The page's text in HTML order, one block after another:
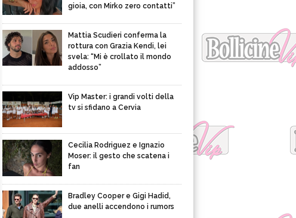
gioia, con Mirko zero contatti”
Mattia Scudieri conferma la
rottura con Grazia Kendi, lei
svela: “Mi è crollato il mondo
addosso”
Vip Master: i grandi volti della
tv si sfidano a Cervia
Cecilia Rodriguez e Ignazio
Moser: il gesto che scatena i
fan
Bradley Cooper e Gigi Hadid,
due anelli accendono i rumors